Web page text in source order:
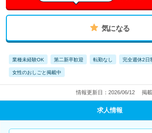
気になる
業種未経験OK 第二新卒歓迎 転勤なし 完全週休2日
女性のおしごと掲載中
情報更新日：2026/06/12 掲
求人情報